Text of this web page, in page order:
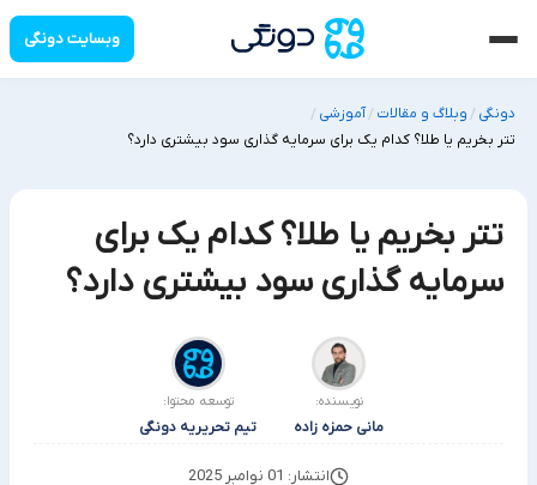
وبسایت دونگی
دونگی /وبلاگ و مقالات /آموزشی /
تتر بخریم یا طلا؟ کدام یک برای سرمایه گذاری سود بیشتری دارد؟
تتر بخریم یا طلا؟ کدام یک برای
سرمایه گذاری سود بیشتری دارد؟
نویسنده:
مانی حمزه زاده
توسعه محتوا:
تیم تحریریه دونگی
انتشار: 01 نوامبر 2025